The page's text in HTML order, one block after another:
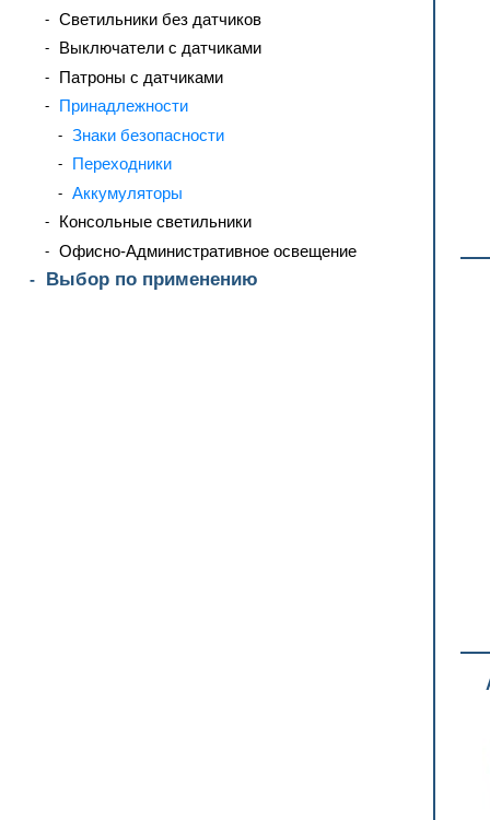
Светильники без датчиков
Выключатели с датчиками
Патроны с датчиками
Принадлежности
Знаки безопасности
Переходники
Аккумуляторы
Консольные светильники
Офисно-Административное освещение
Выбор по применению